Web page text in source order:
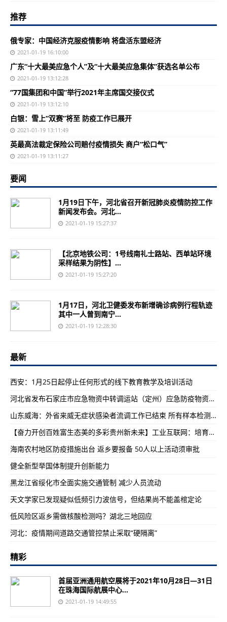
推荐
俄专家：中国经济克服疫情影响 将盘活东盟经济
2021-01-19 16:10:00
广东“十大最美应急个人”及“十大最美应急集体”获选名单公布
2021-01-19 13:12:28
“77国集团和中国”举行2021年主席国交接仪式
2021-01-19 13:12:10
白银：雪上“双赛”将至 防疫工作已展开
2021-01-19 13:11:49
英最高法裁定保险公司赔付疫情损失 商户“松口气”
2021-01-19 13:11:27
要闻
1月19日下午，河北省召开新冠肺炎疫情防控工作
新闻发布会。河北...
2021-01-19 15:27:37
【北京地铁公司：1号线南礼士路站、西单站环境
采样结果为阴性】...
2021-01-19 15:27:20
1月17日，河北卫健委发布新增确诊病例行程轨迹
其中一人曾到南宁...
2021-01-19 12:28:30
最新
西安：1月25日起停止任何形式的线下教育教学及培训活动
​河北省发布石家庄市应急物资中转调运站（定州）应急防疫物资调运流程
山东威海：外省来威无症状感染者流调工作已结束 所有样本检测均为阴性
【奋力开创百姓富生态美的多彩贵州新未来】工业互联网：培育贵州工业高质量发展新动能
​海南农村地区防疫措施出台 返乡要报备 50人以上活动须审批
健全新型举国体制提升创新能力
黑龙江省绥化市全面实施交通管制 减少人员流动
天文学家已发现疑似低频引力波信号，但结果尚不能盖棺定论
低风险区返乡需做核酸检测吗？湖北三地回应
河北：疫情期间道路交通管控禁止采取“硬隔离”
精彩
首届亚洲通用航空展将于2021年10月28日—31日
在珠海国际航展中心...
2021-01-19 14:49:55